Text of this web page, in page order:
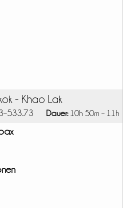
- Khao Lak
Dauer:10h 50m – 11h